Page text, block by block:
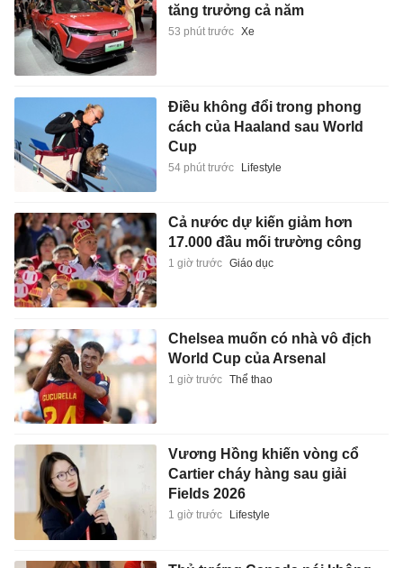
tăng trưởng cả năm
53 phút trước Xe
Điều không đổi trong phong
cách của Haaland sau World
Cup
54 phút trước Lifestyle
Cả nước dự kiến giảm hơn
17.000 đầu mối trường công
1 giờ trước Giáo dục
Chelsea muốn có nhà vô địch
World Cup của Arsenal
1 giờ trước Thể thao
Vương Hồng khiến vòng cổ
Cartier cháy hàng sau giải
Fields 2026
1 giờ trước Lifestyle